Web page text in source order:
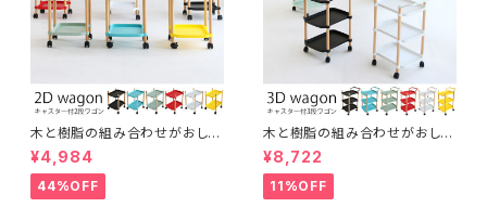
木と樹脂の組み合わせがおしゃ
れな2段ワゴン スッキリ片づけ
キャスター付き 取っ手付き 多目
的 サイドワゴン ナイトテーブル
ガレージ キッチンワゴン インテ
¥4,984
44%OFF
木と樹脂の組み合わせがおしゃ
れな3段ワゴン スッキリ片づけ
キャスター付き 取っ手付き 多目
的 サイドワゴン ファイル ガレー
ジ キッチンワゴン インテリア
¥8,722
11%OFF